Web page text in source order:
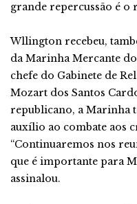
grande repercussão é o
Wllington recebeu,
da Marinha Mercante
chefe do Gabinete de
Mozart dos Santos
republicano, a Marinha
auxílio ao combate aos
“Continuaremos nos
que é importante para
assinalou.